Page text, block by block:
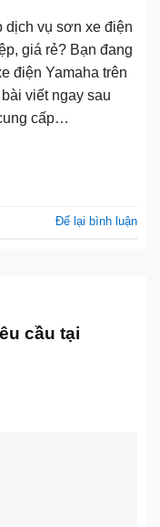
dịch vụ sơn xe điện
giá rẻ? Bạn đang
điện Yamaha trên
viết ngay sau
cấp…
Để lại bình luận
cầu tại